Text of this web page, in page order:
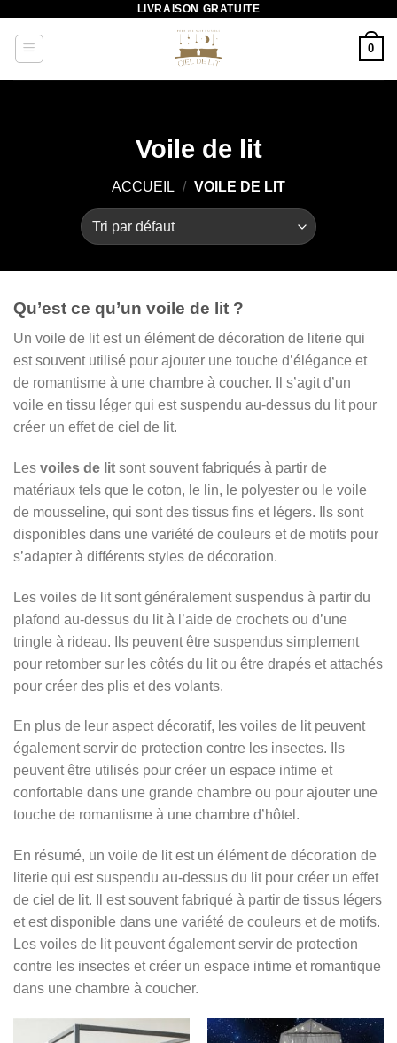
contenu
LIVRAISON GRATUITE
0
Voile de lit
ACCUEIL / VOILE DE LIT
Qu’est ce qu’un voile de lit ?
Un voile de lit est un élément de décoration de literie qui
est souvent utilisé pour ajouter une touche d’élégance et
de romantisme à une chambre à coucher. Il s’agit d’un
voile en tissu léger qui est suspendu au-dessus du lit pour
créer un effet de ciel de lit.
Les voiles de lit sont souvent fabriqués à partir de
matériaux tels que le coton, le lin, le polyester ou le voile
de mousseline, qui sont des tissus fins et légers. Ils sont
disponibles dans une variété de couleurs et de motifs pour
s’adapter à différents styles de décoration.
Les voiles de lit sont généralement suspendus à partir du
plafond au-dessus du lit à l’aide de crochets ou d’une
tringle à rideau. Ils peuvent être suspendus simplement
pour retomber sur les côtés du lit ou être drapés et attachés
pour créer des plis et des volants.
En plus de leur aspect décoratif, les voiles de lit peuvent
également servir de protection contre les insectes. Ils
peuvent être utilisés pour créer un espace intime et
confortable dans une grande chambre ou pour ajouter une
touche de romantisme à une chambre d’hôtel.
En résumé, un voile de lit est un élément de décoration de
literie qui est suspendu au-dessus du lit pour créer un effet
de ciel de lit. Il est souvent fabriqué à partir de tissus légers
et est disponible dans une variété de couleurs et de motifs.
Les voiles de lit peuvent également servir de protection
contre les insectes et créer un espace intime et romantique
dans une chambre à coucher.